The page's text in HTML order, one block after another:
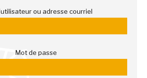
ou adresse courriel
Mot de passe